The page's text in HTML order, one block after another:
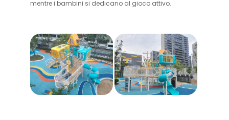
mentre i bambini si dedicano al gioco attivo.